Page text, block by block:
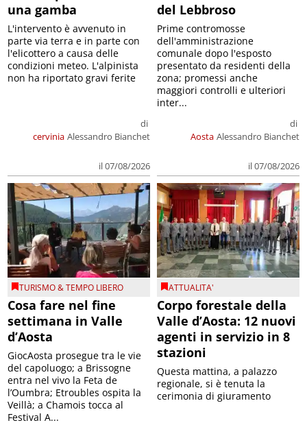
una gamba
cervinia
di
Alessandro Bianchet
il 07/08/2026
L'intervento è avvenuto in
parte via terra e in parte con
l'elicottero a causa delle
condizioni meteo. L'alpinista
non ha riportato gravi ferite
del Lebbroso
Aosta
di
Alessandro Bianchet
il 07/08/2026
Prime contromosse
dell'amministrazione
comunale dopo l'esposto
presentato da residenti della
zona; promessi anche
maggiori controlli e ulteriori
inter...
TURISMO & TEMPO LIBERO
Cosa fare nel fine
settimana in Valle
d’Aosta
GiocAosta prosegue tra le vie
del capoluogo; a Brissogne
entra nel vivo la Feta de
l’Oumbra; Etroubles ospita la
Veillà; a Chamois tocca al
Festival A...
ATTUALITA'
Corpo forestale della
Valle d’Aosta: 12 nuovi
agenti in servizio in 8
stazioni
Questa mattina, a palazzo
regionale, si è tenuta la
cerimonia di giuramento